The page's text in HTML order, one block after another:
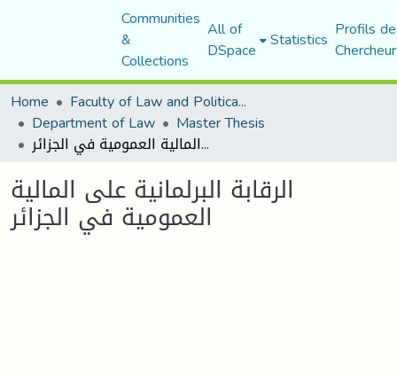
Communities
&
Collections
All of
DSpace Statistics Profils
Home
Faculty of Law and Political Science
Department of Law Master Thesis
الرقابة البرلمانية على المالية العمومية في الجزائر
الرقابة البرلمانية على المالية
العمومية في الجزائر